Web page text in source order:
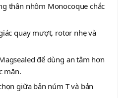
thân nhôm Monocoque chắc
quay mượt, rotor nhẹ và
để dùng an tâm hơn
mặn.
giữa bản núm T và bản